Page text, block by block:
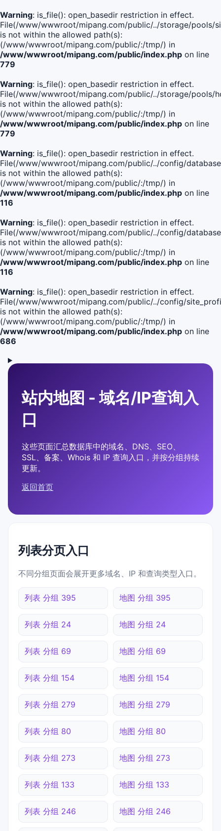
Warning: is_file(): open_basedir restriction in effect.
File(/www/wwwroot/mipang.com/public/../storage/pools/
is not within the allowed path(s):
(/www/wwwroot/mipang.com/public/:/tmp/) in
/www/wwwroot/mipang.com/public/index.php on line
779
Warning: is_file(): open_basedir restriction in effect.
File(/www/wwwroot/mipang.com/public/../storage/pools/
is not within the allowed path(s):
(/www/wwwroot/mipang.com/public/:/tmp/) in
/www/wwwroot/mipang.com/public/index.php on line
779
Warning: is_file(): open_basedir restriction in effect.
File(/www/wwwroot/mipang.com/public/../config/
is not within the allowed path(s):
(/www/wwwroot/mipang.com/public/:/tmp/) in
/www/wwwroot/mipang.com/public/index.php on line
116
Warning: is_file(): open_basedir restriction in effect.
File(/www/wwwroot/mipang.com/public/../config/
is not within the allowed path(s):
(/www/wwwroot/mipang.com/public/:/tmp/) in
/www/wwwroot/mipang.com/public/index.php on line
116
Warning: is_file(): open_basedir restriction in effect.
File(/www/wwwroot/mipang.com/public/../config/
is not within the allowed path(s):
(/www/wwwroot/mipang.com/public/:/tmp/) in
/www/wwwroot/mipang.com/public/index.php on line
686
站内地图 - 域名/IP查询入
口
这些页面汇总数据库中的域名、DNS、SEO、
SSL、备案、Whois 和 IP 查询入口，并按分组持续
更新。
返回首页
列表分页入口
不同分组页面会展开更多域名、IP 和查询类型入口。
列表 分组 395 地图 分组 395
列表 分组 24 地图 分组 24
列表 分组 69 地图 分组 69
列表 分组 154 地图 分组 154
列表 分组 279 地图 分组 279
列表 分组 80 地图 分组 80
列表 分组 273 地图 分组 273
列表 分组 133 地图 分组 133
列表 分组 246 地图 分组 246